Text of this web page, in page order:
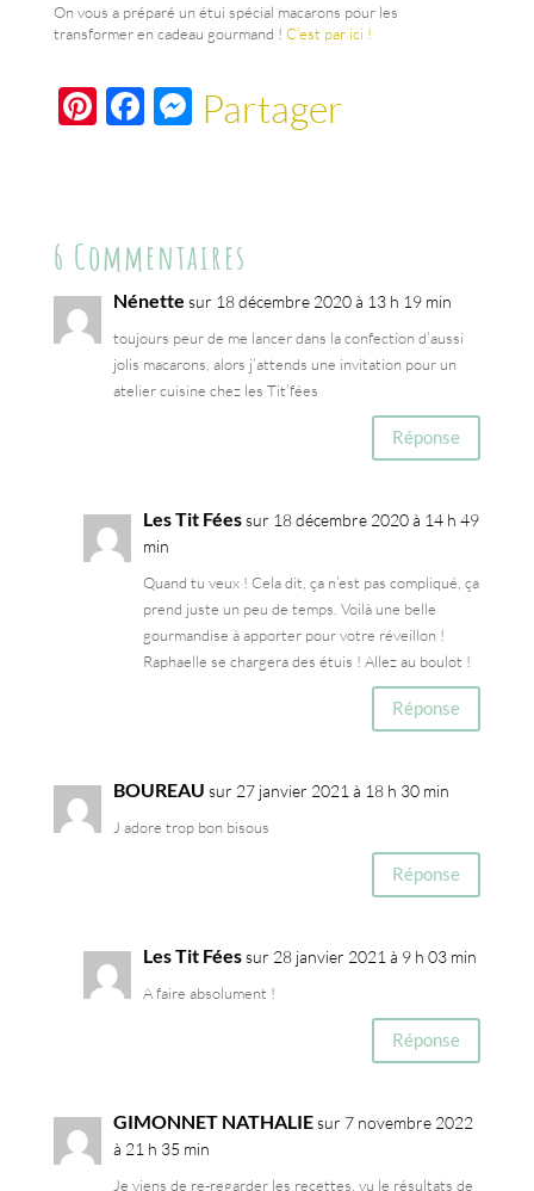
On vous a préparé un étui spécial macarons pour les
transformer en cadeau gourmand ! C’est par ici !
Pi
t
F
o
o
k
M
ge
r
Partager
6 Commentaires
Nénette sur 18 décembre 2020 à 13 h 19 min
toujours peur de me lancer dans la confection d’aussi
jolis macarons, alors j’attends une invitation pour un
atelier cuisine chez les Tit’fées
Réponse
Les Tit Féessur 18 décembre 2020 à 14 h 49
min
Quand tu veux ! Cela dit, ça n’est pas compliqué, ça
prend juste un peu de temps. Voilà une belle
gourmandise à apporter pour votre réveillon !
Raphaelle se chargera des étuis ! Allez au boulot !
Réponse
BOUREAU sur 27 janvier 2021 à 18 h 30 min
J adore trop bon bisous
Réponse
Les Tit Féessur 28 janvier 2021 à 9 h 03 min
A faire absolument !
Réponse
GIMONNET NATHALIEsur 7 novembre 2022
à 21 h 35 min
Je viens de re-regarder les recettes, vu le résultats de